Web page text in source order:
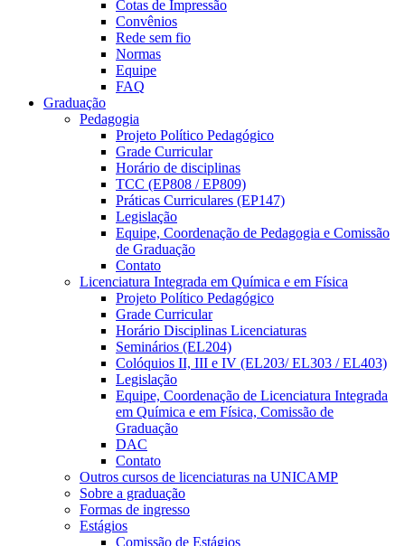
Cotas de Impressão
Convênios
Rede sem fio
Normas
Equipe
FAQ
Graduação
Pedagogia
Projeto Político Pedagógico
Grade Curricular
Horário de disciplinas
TCC (EP808 / EP809)
Práticas Curriculares (EP147)
Legislação
Equipe, Coordenação de Pedagogia e Comissão
de Graduação
Contato
Licenciatura Integrada em Química e em Física
Projeto Político Pedagógico
Grade Curricular
Horário Disciplinas Licenciaturas
Seminários (EL204)
Colóquios II, III e IV (EL203/ EL303 / EL403)
Legislação
Equipe, Coordenação de Licenciatura Integrada
em Química e em Física, Comissão de
Graduação
DAC
Contato
Outros cursos de licenciaturas na UNICAMP
Sobre a graduação
Formas de ingresso
Estágios
Comissão de Estágios